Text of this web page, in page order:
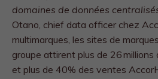
domaines de données
Otano, chief data officer chez
multimarques, les sites de
groupe attirent plus de 26 millions
et plus de 40% des ventes